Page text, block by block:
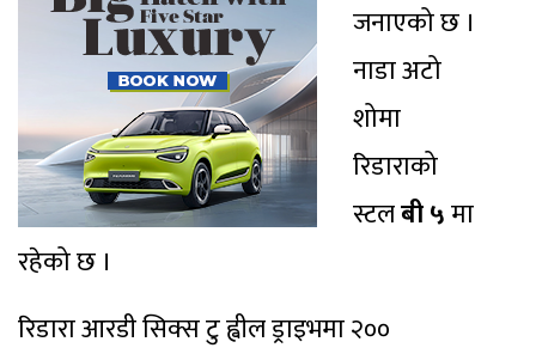
जनाएको छ ।
नाडा अटो
शोमा
रिडाराको
स्टलबी ५मा
रहेको छ ।
रिडारा आरडी सिक्स टु ह्वील ड्राइभमा २००